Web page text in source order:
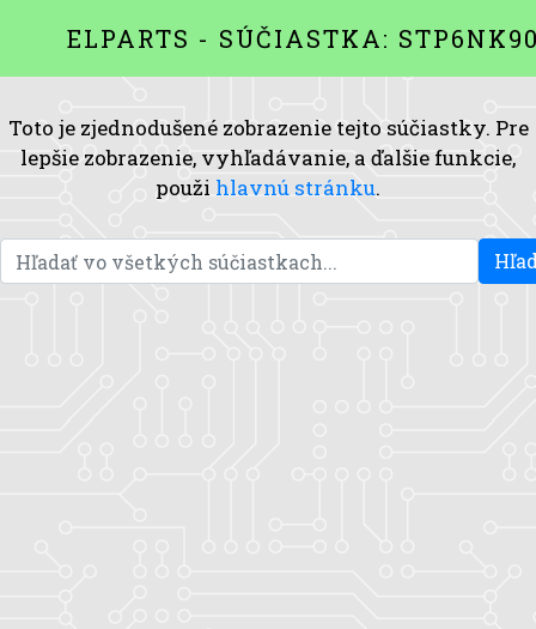
ELPARTS - SÚČIASTKA:
Toto je zjednodušené zobrazenie tejto súčiastky. Pre
lepšie zobrazenie, vyhľadávanie, a ďalšie funkcie,
použi hlavnú stránku.